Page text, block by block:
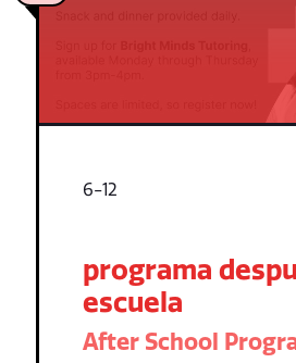
6-12
programa
escuela
After School